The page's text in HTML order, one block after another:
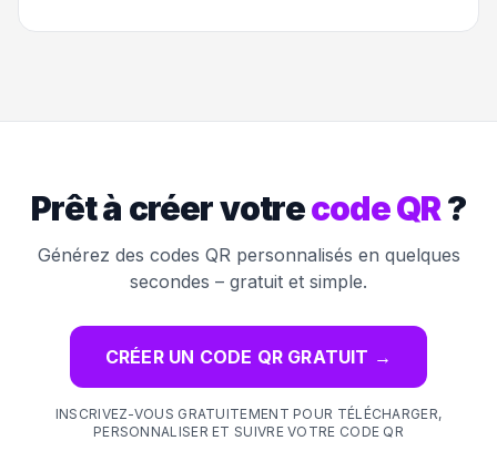
Prêt à créer votrecode QR?
Générez des codes QR personnalisés en quelques
secondes – gratuit et simple.
CRÉER UN CODE QR GRATUIT →
INSCRIVEZ-VOUS GRATUITEMENT POUR TÉLÉCHARGER,
PERSONNALISER ET SUIVRE VOTRE CODE QR